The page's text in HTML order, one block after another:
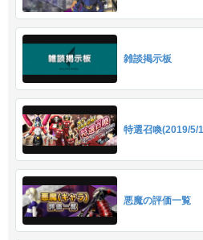
雑談掲示板
特選召喚(2019/5/
悪魔の評価一覧